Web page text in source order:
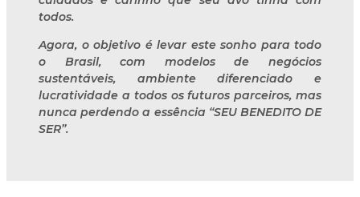
todos.
Agora, o objetivo é levar este sonho para todo
o Brasil, com modelos de negócios
sustentáveis, ambiente diferenciado e
lucratividade a todos os futuros parceiros, mas
nunca perdendo a essência “SEU BENEDITO DE
SER”.